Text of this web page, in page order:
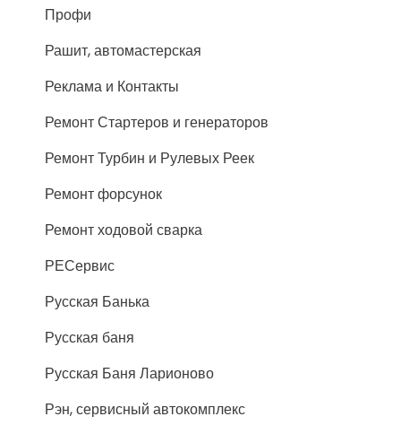
Профи
Рашит, автомастерская
Реклама и Контакты
Ремонт Стартеров и генераторов
Ремонт Турбин и Рулевых Реек
Ремонт форсунок
Ремонт ходовой сварка
РЕСервис
Русская Банька
Русская баня
Русская Баня Ларионово
Рэн, сервисный автокомплекс